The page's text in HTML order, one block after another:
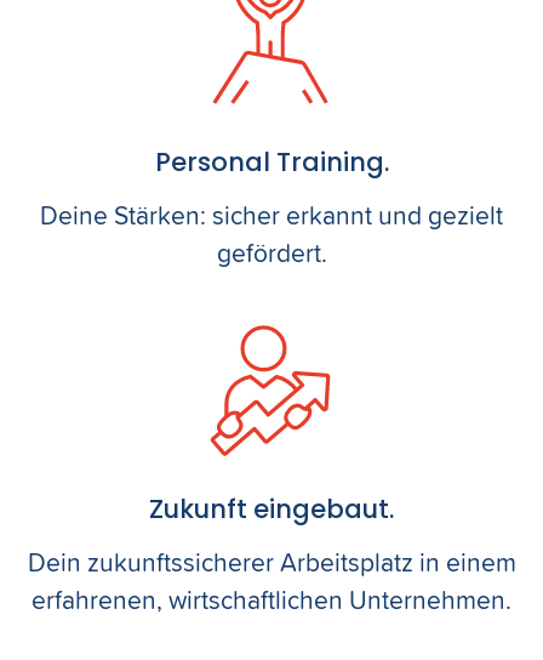
Personal Training.
Deine Stärken: sicher erkannt und gezielt
gefördert.
Zukunft eingebaut.
Dein zukunftssicherer Arbeitsplatz in einem
erfahrenen, wirtschaftlichen Unternehmen.